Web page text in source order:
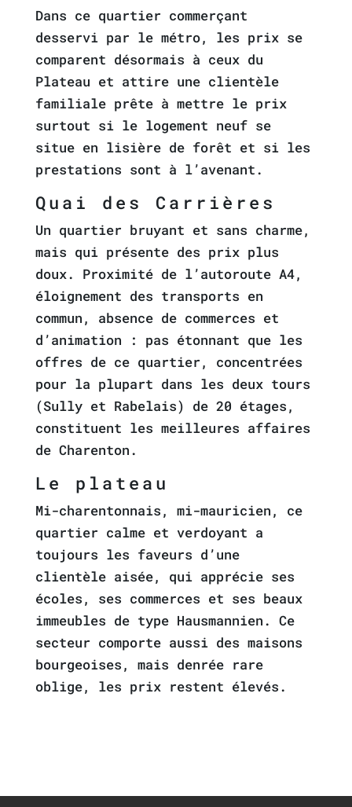
Dans ce quartier commerçant
desservi par le métro, les prix se
comparent désormais à ceux du
Plateau et attire une clientèle
familiale prête à mettre le prix
surtout si le logement neuf se
situe en lisière de forêt et si les
prestations sont à l’avenant.
Quai des Carrières
Un quartier bruyant et sans charme,
mais qui présente des prix plus
doux. Proximité de l’autoroute A4,
éloignement des transports en
commun, absence de commerces et
d’animation : pas étonnant que les
offres de ce quartier, concentrées
pour la plupart dans les deux tours
(Sully et Rabelais) de 20 étages,
constituent les meilleures affaires
de Charenton.
Le plateau
Mi-charentonnais, mi-mauricien, ce
quartier calme et verdoyant a
toujours les faveurs d’une
clientèle aisée, qui apprécie ses
écoles, ses commerces et ses beaux
immeubles de type Hausmannien. Ce
secteur comporte aussi des maisons
bourgeoises, mais denrée rare
oblige, les prix restent élevés.